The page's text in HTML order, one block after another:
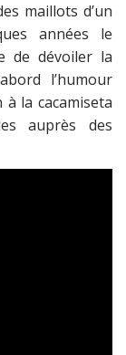
maillots d’un
années le
de dévoiler la
l’humour
à la cacamiseta
auprès des